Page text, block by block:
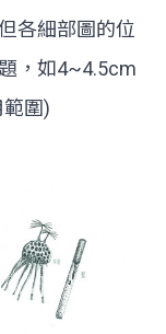
各細部圖的位
，如4~4.5cm
圍)